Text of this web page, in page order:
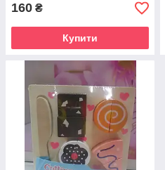
160 ₴
Купити